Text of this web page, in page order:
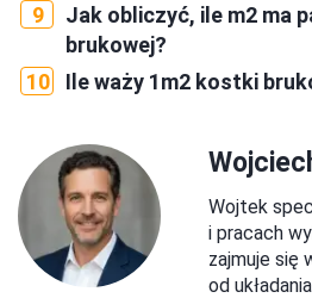
Jak obliczyć, ile m2 ma
brukowej?
Ile waży 1m2 kostki
Wojtek
i pracach
zajmuje się
od